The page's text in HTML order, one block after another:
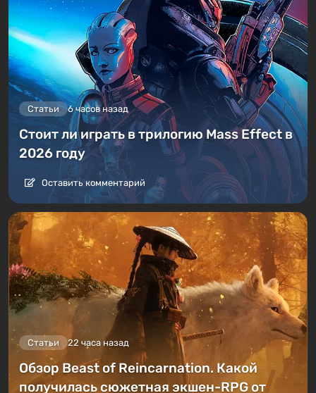
Статьи 6 часов назад
Стоит ли играть в трилогию Mass Effect в
2026 году
Оставить комментарий
Статьи 22 часа назад
Обзор Beast of Reincarnation. Какой
получилась сюжетная экшен-RPG от